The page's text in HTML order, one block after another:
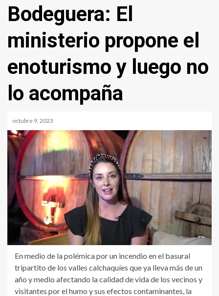
Bodeguera: El
ministerio propone el
enoturismo y luego no
lo acompaña
octubre 9, 2023
En medio de la polémica por un incendio en el basural
tripartito de los valles calchaquíes que ya lleva más de un
año y medio afectando la calidad de vida de los vecinos y
visitantes por el humo y sus efectos contaminantes, la